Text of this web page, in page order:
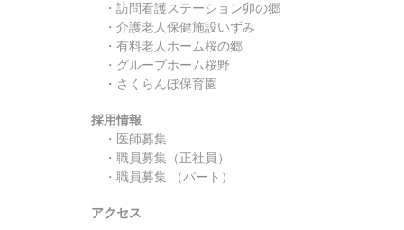
・訪問看護ステーション卯の郷
・介護老人保健施設いずみ
・有料老人ホーム桜の郷
・ グループホーム桜野
・ さくらんぼ保育園
採用情報
・ 医師募集
・職員募集 （正社員）
・職員募集 （パート）
アクセス